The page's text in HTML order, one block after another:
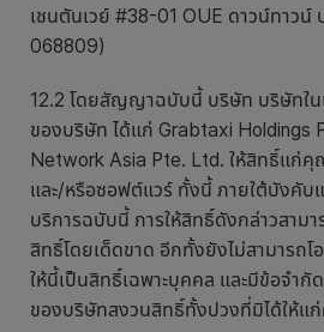
เชนตันเวย์ #38-01 OUE ดาวน์ทาวน์
068809)
12.2 โดยสัญญาฉบับนี้ บริษัท บริษัทใน
ของบริษัท ได้แก่ Grabtaxi Holdings
Network Asia Pte. Ltd. ให้สิทธิ์แก่คุ
และ/หรือซอฟต์แวร์ ทั้งนี้ ภายใต้บังคับ
บริการฉบับนี้ การให้สิทธิ์ดังกล่าวสามา
สิทธิ์โดยเด็ดขาด อีกทั้งยังไม่สามารถโ
ให้นี้เป็นสิทธิ์เฉพาะบุคคล และมีข้อจำ
ของบริษัทสงวนสิทธิ์ทั้งปวงที่มิได้ให้แ